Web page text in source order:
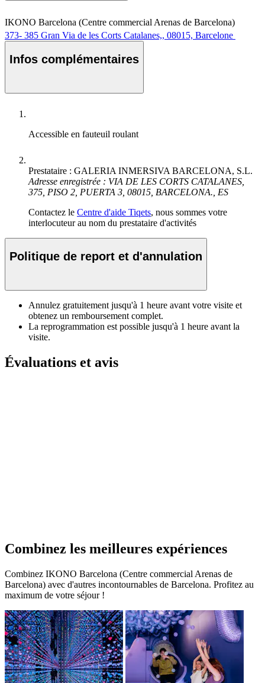
IKONO Barcelona (Centre commercial Arenas de Barcelona)
373- 385 Gran Via de les Corts Catalanes,, 08015, Barcelone
Infos complémentaires
Accessible en fauteuil roulant
Prestataire : GALERIA INMERSIVA BARCELONA, S.L.
Adresse enregistrée : VIA DE LES CORTS CATALANES,
375, PISO 2, PUERTA 3, 08015, BARCELONA., ES
Contactez le Centre d'aide Tiqets, nous sommes votre
interlocuteur au nom du prestataire d'activités
Politique de report et d'annulation
Annulez gratuitement jusqu'à 1 heure avant votre visite et
obtenez un remboursement complet.
La reprogrammation est possible jusqu'à 1 heure avant la
visite.
Évaluations et avis
Combinez les meilleures expériences
Combinez IKONO Barcelona (Centre commercial Arenas de
Barcelona) avec d'autres incontournables de Barcelona. Profitez au
maximum de votre séjour !